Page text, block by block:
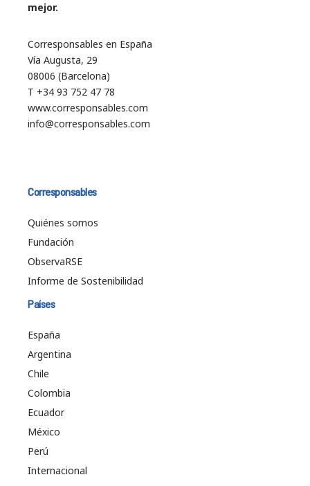
mejor.
Corresponsables en España
Vía Augusta, 29
08006 (Barcelona)
T +34 93 752 47 78
www.corresponsables.com
info@corresponsables.com
Corresponsables
Quiénes somos
Fundación
ObservaRSE
Informe de Sostenibilidad
Países
España
Argentina
Chile
Colombia
Ecuador
México
Perú
Internacional